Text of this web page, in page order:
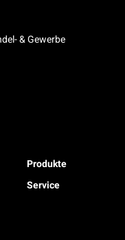
& Gewerbe
Produkte
Service